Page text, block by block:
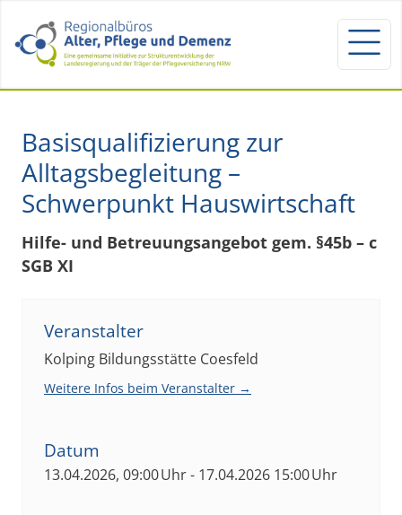
Basisqualifizierung zur
Alltagsbegleitung –
Schwerpunkt Hauswirtschaft
Hilfe- und Betreuungsangebot gem. §45b – c
SGB XI
Veranstalter
Kolping Bildungsstätte Coesfeld
Weitere Infos beim Veranstalter →
Datum
13.04.2026, 09:00 Uhr - 17.04.2026 15:00 Uhr